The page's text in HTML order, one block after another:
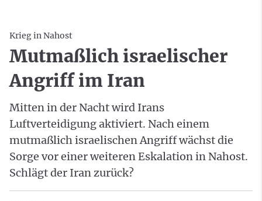
Krieg in Nahost
Mutmaßlich israelischer
Angriff im Iran
Mitten in der Nacht wird Irans
Luftverteidigung aktiviert. Nach einem
mutmaßlich israelischen Angriff wächst die
Sorge vor einer weiteren Eskalation in Nahost.
Schlägt der Iran zurück?